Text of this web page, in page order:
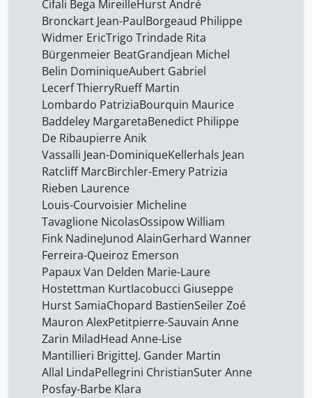
Cifali Bega MireilleHurst André
Bronckart Jean-PaulBorgeaud Philippe
Widmer EricTrigo Trindade Rita
Bürgenmeier BeatGrandjean Michel
Belin DominiqueAubert Gabriel
Lecerf ThierryRueff Martin
Lombardo PatriziaBourquin Maurice
Baddeley MargaretaBenedict Philippe
De Ribaupierre Anik
Vassalli Jean-DominiqueKellerhals Jean
Ratcliff MarcBirchler-Emery Patrizia
Rieben Laurence
Louis-Courvoisier Micheline
Tavaglione NicolasOssipow William
Fink NadineJunod AlainGerhard Wanner
Ferreira-Queiroz Emerson
Papaux Van Delden Marie-Laure
Hostettman KurtIacobucci Giuseppe
Hurst SamiaChopard BastienSeiler Zoé
Mauron AlexPetitpierre-Sauvain Anne
Zarin MiladHead Anne-Lise
Mantillieri BrigitteJ. Gander Martin
Allal LindaPellegrini ChristianSuter Anne
Posfay-Barbe Klara